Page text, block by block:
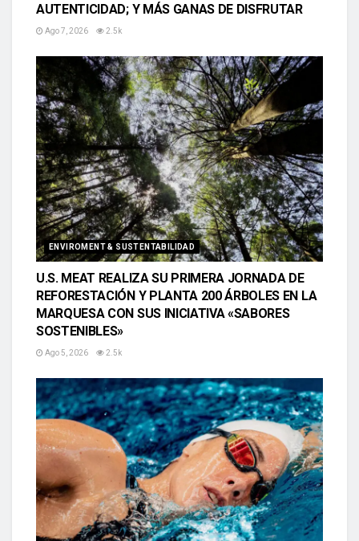
AUTENTICIDAD; Y MÁS GANAS DE DISFRUTAR
Ago 7, 2026 2.5k
ENVIROMENT & SUSTENTABILIDAD
U.S. MEAT REALIZA SU PRIMERA JORNADA DE
REFORESTACIÓN Y PLANTA 200 ÁRBOLES EN LA
MARQUESA CON SUS INICIATIVA «SABORES
SOSTENIBLES»
Ago 5, 2026 2.5k